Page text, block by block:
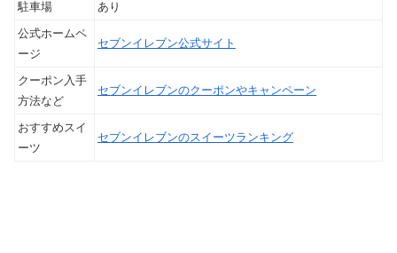
駐車場
あり
公式ホームペ
ージ
セブンイレブン公式サイト
クーポン入手
方法など
セブンイレブンのクーポンやキャンペーン
おすすめスイ
ーツ
セブンイレブンのスイーツランキング